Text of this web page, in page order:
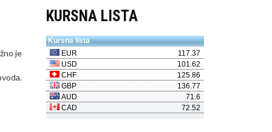
je
KURSNA LISTA